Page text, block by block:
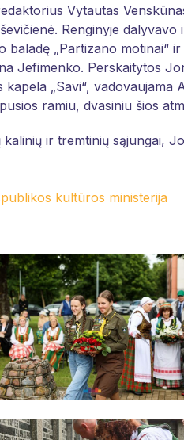
Vytautas
Renginyje
„Partizano motinai“
Jefimenko. Perskaitytos
„Savi“, vadovaujama
ramiu, dvasiniu šios
ir tremtinių sąjungai,
kultūros ministerija